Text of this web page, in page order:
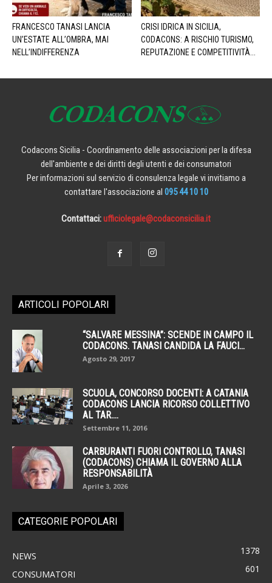
FRANCESCO TANASI LANCIA
UN’ESTATE ALL’OMBRA, MAI
NELL’INDIFFERENZA
CRISI IDRICA IN SICILIA,
CODACONS: A RISCHIO TURISMO,
REPUTAZIONE E COMPETITIVITÀ...
Codacons Sicilia - Coordinamento delle associazioni per la difesa
dell'ambiente e dei diritti degli utenti e dei consumatori
Per informazioni sul servizio di consulenza legale vi invitiamo a
contattare l'associazione al 095 44 10 10
Contattaci:ufficiolegale@codaconsicilia.it
ARTICOLI POPOLARI
“SALVARE MESSINA”: SCENDE IN CAMPO IL
CODACONS. TANASI CANDIDA LA FAUCI...
Agosto 29, 2017
SCUOLA, CONCORSO DOCENTI: A CATANIA
CODACONS LANCIA RICORSO COLLETTIVO
AL TAR....
Settembre 11, 2016
CARBURANTI FUORI CONTROLLO, TANASI
(CODACONS) CHIAMA IL GOVERNO ALLA
RESPONSABILITÀ
Aprile 3, 2026
CATEGORIE POPOLARI
NEWS 1378
CONSUMATORI
601